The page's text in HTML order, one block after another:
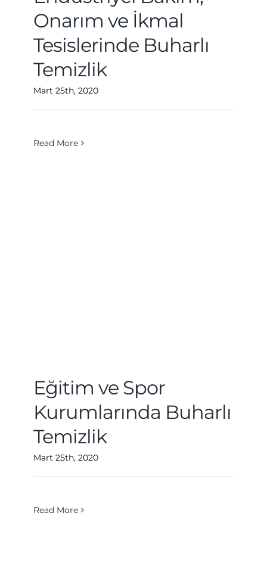
Onarım ve İkmal
Tesislerinde Buharlı
Temizlik
Mart 25th, 2020
Read More
Eğitim ve Spor
Kurumlarında Buharlı
Temizlik
Mart 25th, 2020
Read More